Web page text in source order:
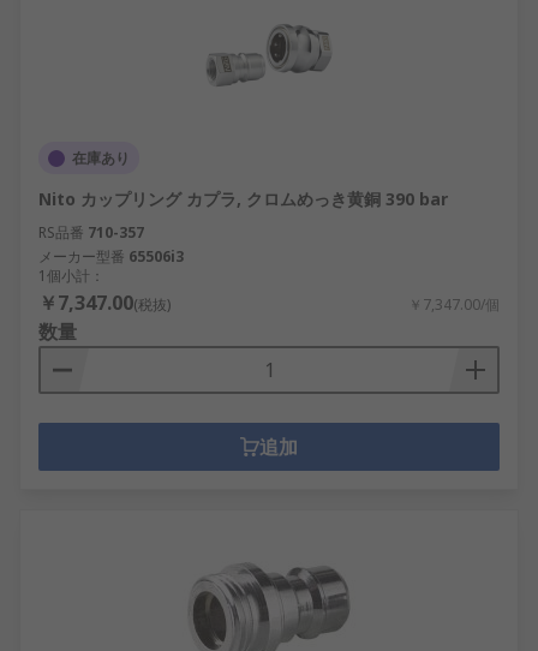
在庫あり
Nito カップリング カプラ, クロムめっき黄銅 390 bar
RS品番 710-357
メーカー型番 65506i3
1個小計：
￥7,347.00(税抜) ￥7,347.00/個
数量
追加